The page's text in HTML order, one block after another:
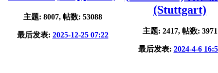
主题: 8007, 帖数: 53088
最后发表: 2025-12-25 07:22
(Stuttgart)
主题: 2417, 帖数: 3971
最后发表: 2024-4-6